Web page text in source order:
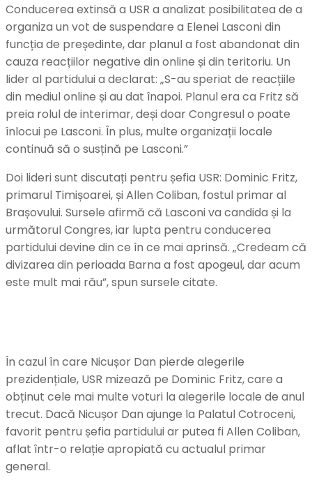
Conducerea extinsă a USR a analizat posibilitatea de a
organiza un vot de suspendare a Elenei Lasconi din
funcția de președinte, dar planul a fost abandonat din
cauza reacțiilor negative din online și din teritoriu. Un
lider al partidului a declarat: „S-au speriat de reacțiile
din mediul online și au dat înapoi. Planul era ca Fritz să
preia rolul de interimar, deși doar Congresul o poate
înlocui pe Lasconi. În plus, multe organizații locale
continuă să o susțină pe Lasconi.”
Doi lideri sunt discutați pentru șefia USR: Dominic Fritz,
primarul Timișoarei, și Allen Coliban, fostul primar al
Brașovului. Sursele afirmă că Lasconi va candida și la
următorul Congres, iar lupta pentru conducerea
partidului devine din ce în ce mai aprinsă. „Credeam că
divizarea din perioada Barna a fost apogeul, dar acum
este mult mai rău”, spun sursele citate.
În cazul în care Nicușor Dan pierde alegerile
prezidențiale, USR mizează pe Dominic Fritz, care a
obținut cele mai multe voturi la alegerile locale de anul
trecut. Dacă Nicușor Dan ajunge la Palatul Cotroceni,
favorit pentru șefia partidului ar putea fi Allen Coliban,
aflat într-o relație apropiată cu actualul primar
general.